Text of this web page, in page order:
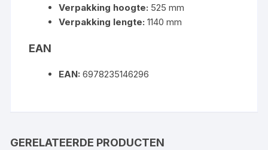
Verpakking hoogte: 525 mm
Verpakking lengte: 1140 mm
EAN
EAN: 6978235146296
GERELATEERDE PRODUCTEN